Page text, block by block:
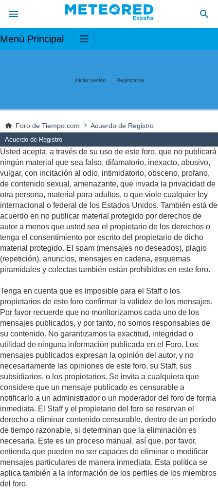
Menú Principal
Iniciar sesión Registrarse
Foro de Tiempo.com Acuerdo de Registro
Acuerdo de Registro
Usted acepta, a través de su uso de este foro, que no publicará
ningún material que sea falso, difamatorio, inexacto, abusivo,
vulgar, con incitación al odio, intimidatorio, obsceno, profano,
de contenido sexual, amenazante, que invada la privacidad de
otra persona, material para adultos, o que viole cualquier ley
internacional o federal de los Estados Unidos. También está de
acuerdo en no publicar material protegido por derechos de
autor a menos que usted sea el propietario de los derechos o
tenga el consentimiento por escrito del propietario de dicho
material protegido. El spam (mensajes no deseados), plagio
(repetición), anuncios, mensajes en cadena, esquemas
piramidales y colectas también están prohibidos en este foro.
Tenga en cuenta que es imposible para el Staff o los
propietarios de este foro confirmar la validez de los mensajes.
Por favor recuerde que no monitorizamos cada uno de los
mensajes publicados, y por tanto, no somos responsables de
su contenido. No garantizamos la exactitud, integridad o
utilidad de ninguna información publicada en el Foro. Los
mensajes publicados expresan la opinión del autor, y no
necesariamente las opiniones de este foro, su Staff, sus
subsidiarios, o los propietarios. Se invita a cualquiera que
considere que un mensaje publicado es censurable a
notificarlo a un administrador o un moderador del foro de forma
inmediata. El Staff y el propietario del foro se reservan el
derecho a eliminar contenido censurable, dentro de un período
de tiempo razonable, si determinan que la eliminación es
necesaria. Este es un proceso manual, así que, por favor,
entienda que pueden no ser capaces de eliminar o modificar
mensajes particulares de manera inmediata. Esta política se
aplica también a la información de los perfiles de los miembros
del foro.